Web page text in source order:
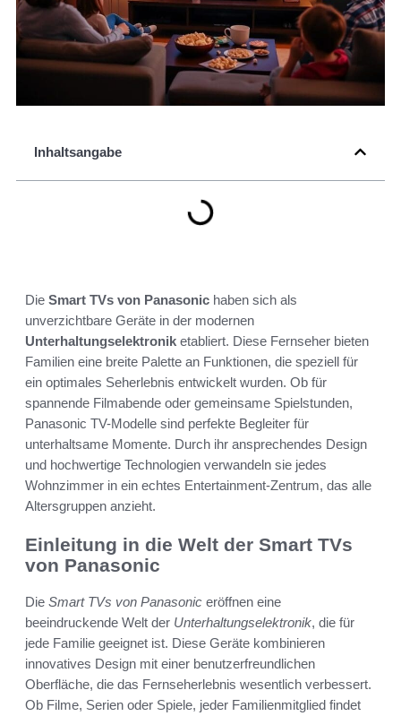
Inhaltsangabe
Die Smart TVs von Panasonic haben sich als
unverzichtbare Geräte in der modernen
Unterhaltungselektronik etabliert. Diese Fernseher bieten
Familien eine breite Palette an Funktionen, die speziell für
ein optimales Seherlebnis entwickelt wurden. Ob für
spannende Filmabende oder gemeinsame Spielstunden,
Panasonic TV-Modelle sind perfekte Begleiter für
unterhaltsame Momente. Durch ihr ansprechendes Design
und hochwertige Technologien verwandeln sie jedes
Wohnzimmer in ein echtes Entertainment-Zentrum, das alle
Altersgruppen anzieht.
Einleitung in die Welt der Smart TVs
von Panasonic
Die Smart TVs von Panasonic eröffnen eine
beeindruckende Welt der Unterhaltungselektronik, die für
jede Familie geeignet ist. Diese Geräte kombinieren
innovatives Design mit einer benutzerfreundlichen
Oberfläche, die das Fernseherlebnis wesentlich verbessert.
Ob Filme, Serien oder Spiele, jeder Familienmitglied findet